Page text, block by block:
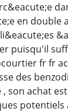
en double
puisqu'il
fr fr
des
son achat
potentiels